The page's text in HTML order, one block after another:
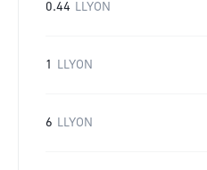
0.44 LLYON
1 LLYON
6 LLYON